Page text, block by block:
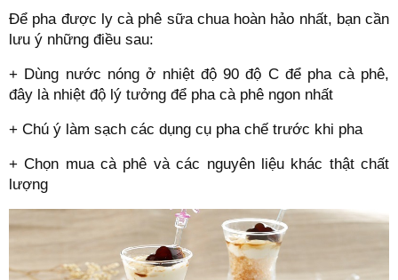
Để pha được ly cà phê sữa chua hoàn hảo nhất, bạn cần
lưu ý những điều sau:
+ Dùng nước nóng ở nhiệt độ 90 độ C để pha cà phê,
đây là nhiệt độ lý tưởng để pha cà phê ngon nhất
+ Chú ý làm sạch các dụng cụ pha chế trước khi pha
+ Chọn mua cà phê và các nguyên liệu khác thật chất
lượng